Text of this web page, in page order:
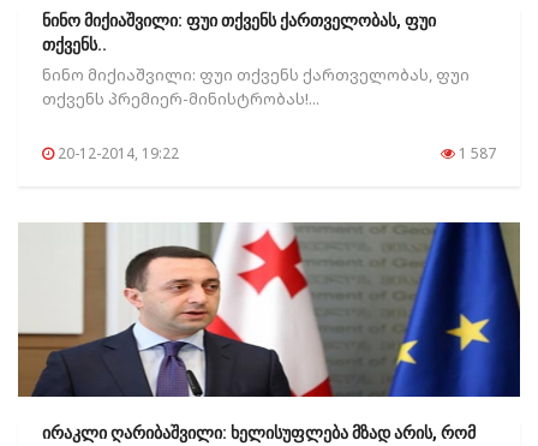
ნინო მიქიაშვილი: ფუი თქვენს ქართველობას, ფუი
თქვენს..
ნინო მიქიაშვილი: ფუი თქვენს ქართველობას, ფუი
თქვენს პრემიერ-მინისტრობას!...
20-12-2014, 19:22 1 587
ირაკლი ღარიბაშვილი: ხელისუფლება მზად არის, რომ